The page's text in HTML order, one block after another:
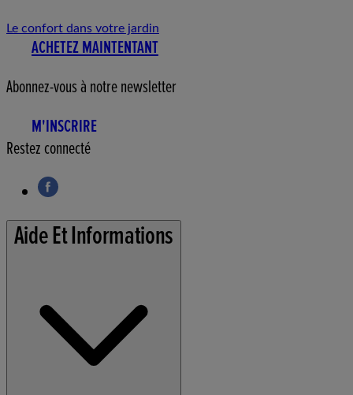
Le confort dans votre jardin
ACHETEZ MAINTENTANT
Abonnez-vous à notre newsletter
M'INSCRIRE
Restez connecté
Aide Et Informations